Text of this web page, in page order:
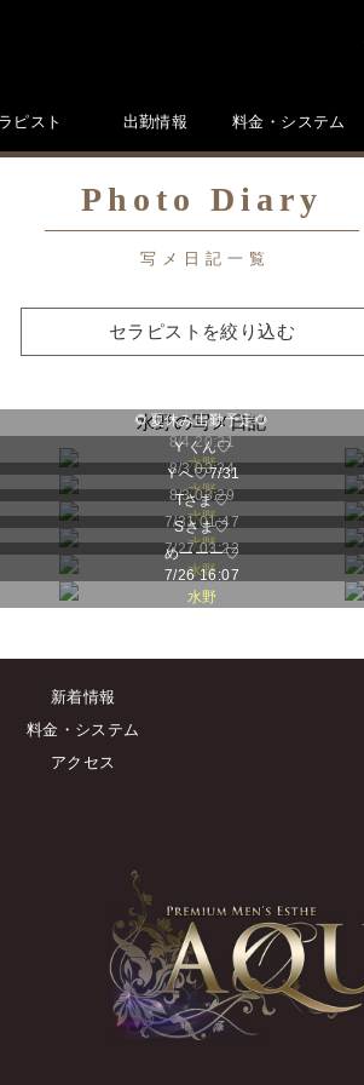
ピスト 出勤情報 料金・システム
Photo Diary
写メ日記一覧
セラピストを絞り込む
水野の写メ日記
🌻夏休み出勤予定🌻
8/4 20:21
水野
Ｙくん♡
8/3 03:34
水野
Ｙへ♡7/31
8/3 03:29
水野
Tさま♡
7/31 01:47
水野
Sさま♡
7/27 03:22
水野
めーーー♡
7/26 16:07
水野
新着情報
料金・システム
アクセス